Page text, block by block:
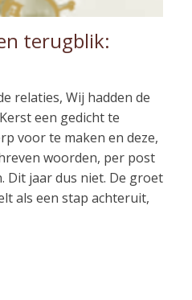
terugblik:
relaties, Wij hadden de
een gedicht te
voor te maken en deze,
woorden, per post
Dit jaar dus niet. De groet
als een stap achteruit,